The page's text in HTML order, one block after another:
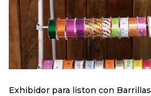
Exhibidor para liston con Barrillas